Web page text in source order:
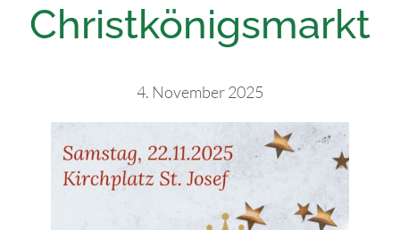
Christkönigsmarkt
4. November 2025